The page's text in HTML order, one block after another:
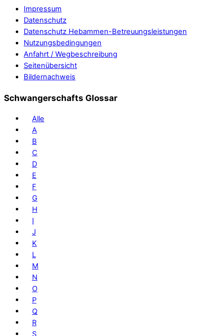
Impressum
Datenschutz
Datenschutz Hebammen-Betreuungsleistungen
Nutzungsbedingungen
Anfahrt / Wegbeschreibung
Seitenübersicht
Bildernachweis
Schwangerschafts Glossar
Alle
A
B
C
D
E
F
G
H
I
J
K
L
M
N
O
P
Q
R
S